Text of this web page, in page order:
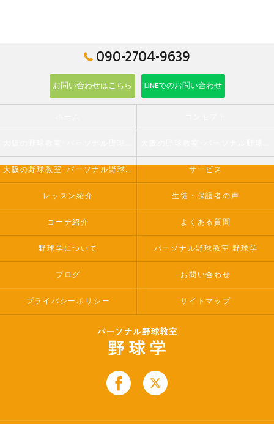
090-2704-9639
お問い合わせはこちら LINEでのお問い合わせ
大阪の野球教室･パーソナル野球教室 野球学のお客様の声 サービス
レッスン紹介 生徒・保護者の声
コーチ紹介 よくある質問
野球学について パーソナル野球教室 野球学
ブログ お問い合わせ
プライバシーポリシー サイトマップ